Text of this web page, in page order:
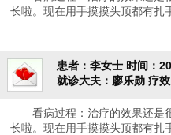
长啦。现在用手摸摸头顶都有扎
患者：李女士 时间：
就诊大夫：廖乐勋 疗
看病过程：治疗的效果还是
长啦。现在用手摸摸头顶都有扎